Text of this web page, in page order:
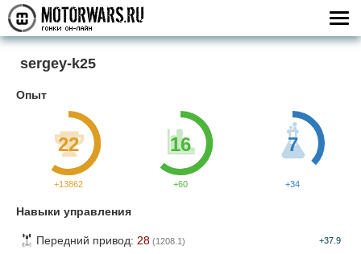
sergey-k25
Опыт
22
+13862
16
+60
7
+34
Навыки управления
Передний привод: 28 (1208.1) +37.9